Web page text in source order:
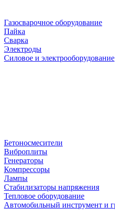
Газосварочное оборудование
Пайка
Сварка
Электроды
Силовое и электрооборудование
Бетоносмесители
Виброплиты
Генераторы
Компрессоры
Лампы
Стабилизаторы напряжения
Тепловое оборудование
Автомобильный инструмент и